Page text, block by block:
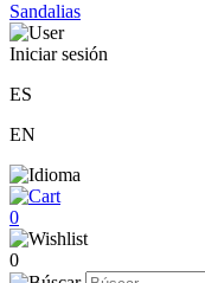
Sandalias
Iniciar sesión
ES
EN
0
0